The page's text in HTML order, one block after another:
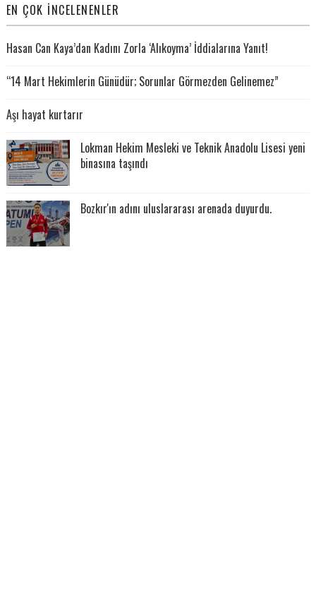
EN ÇOK İNCELENENLER
Hasan Can Kaya’dan Kadını Zorla ‘Alıkoyma’ İddialarına Yanıt!
“14 Mart Hekimlerin Günüdür; Sorunlar Görmezden Gelinemez”
Aşı hayat kurtarır
Lokman Hekim Mesleki ve Teknik Anadolu Lisesi yeni
binasına taşındı
Bozkır'ın adını uluslararası arenada duyurdu.